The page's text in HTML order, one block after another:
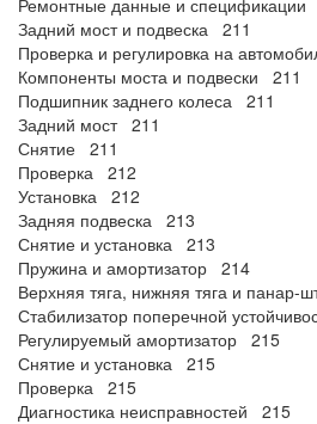
Ремонтные данные и
Задний мост и подвеска 211
Проверка и регулировка на
Компоненты моста и подвески 211
Подшипник заднего колеса 211
Задний мост 211
Снятие 211
Проверка 212
Установка 212
Задняя подвеска 213
Снятие и установка 213
Пружина и амортизатор 214
Верхняя тяга, нижняя тяга и панар-
Стабилизатор поперечной
Регулируемый амортизатор 215
Снятие и установка 215
Проверка 215
Диагностика неисправностей 215